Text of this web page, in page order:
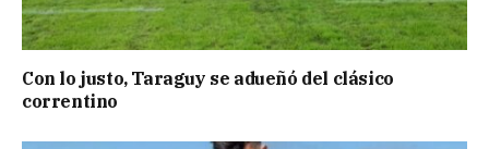
Con lo justo, Taraguy se adueñó del clásico
correntino